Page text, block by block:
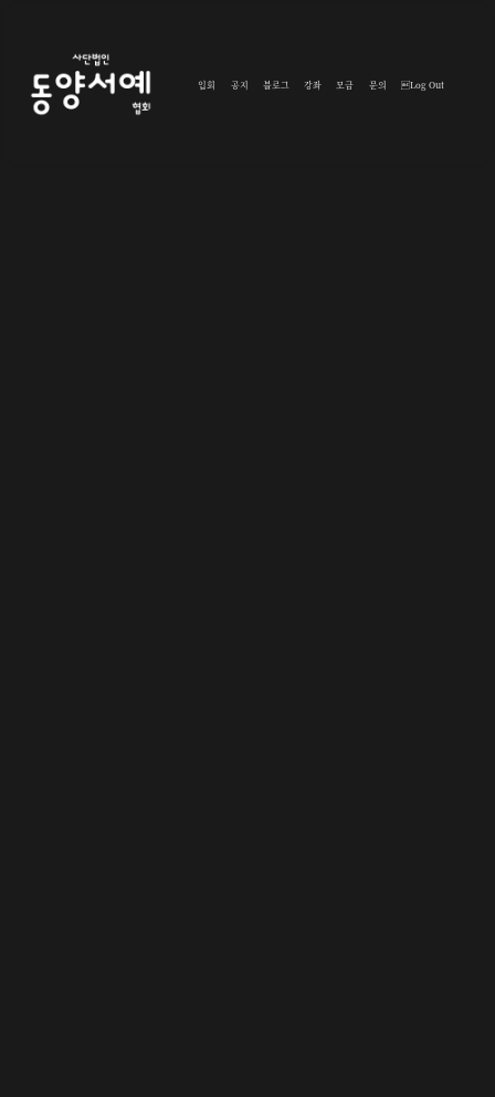
입회 공지 블로그 강좌 모금 문의 Log Out